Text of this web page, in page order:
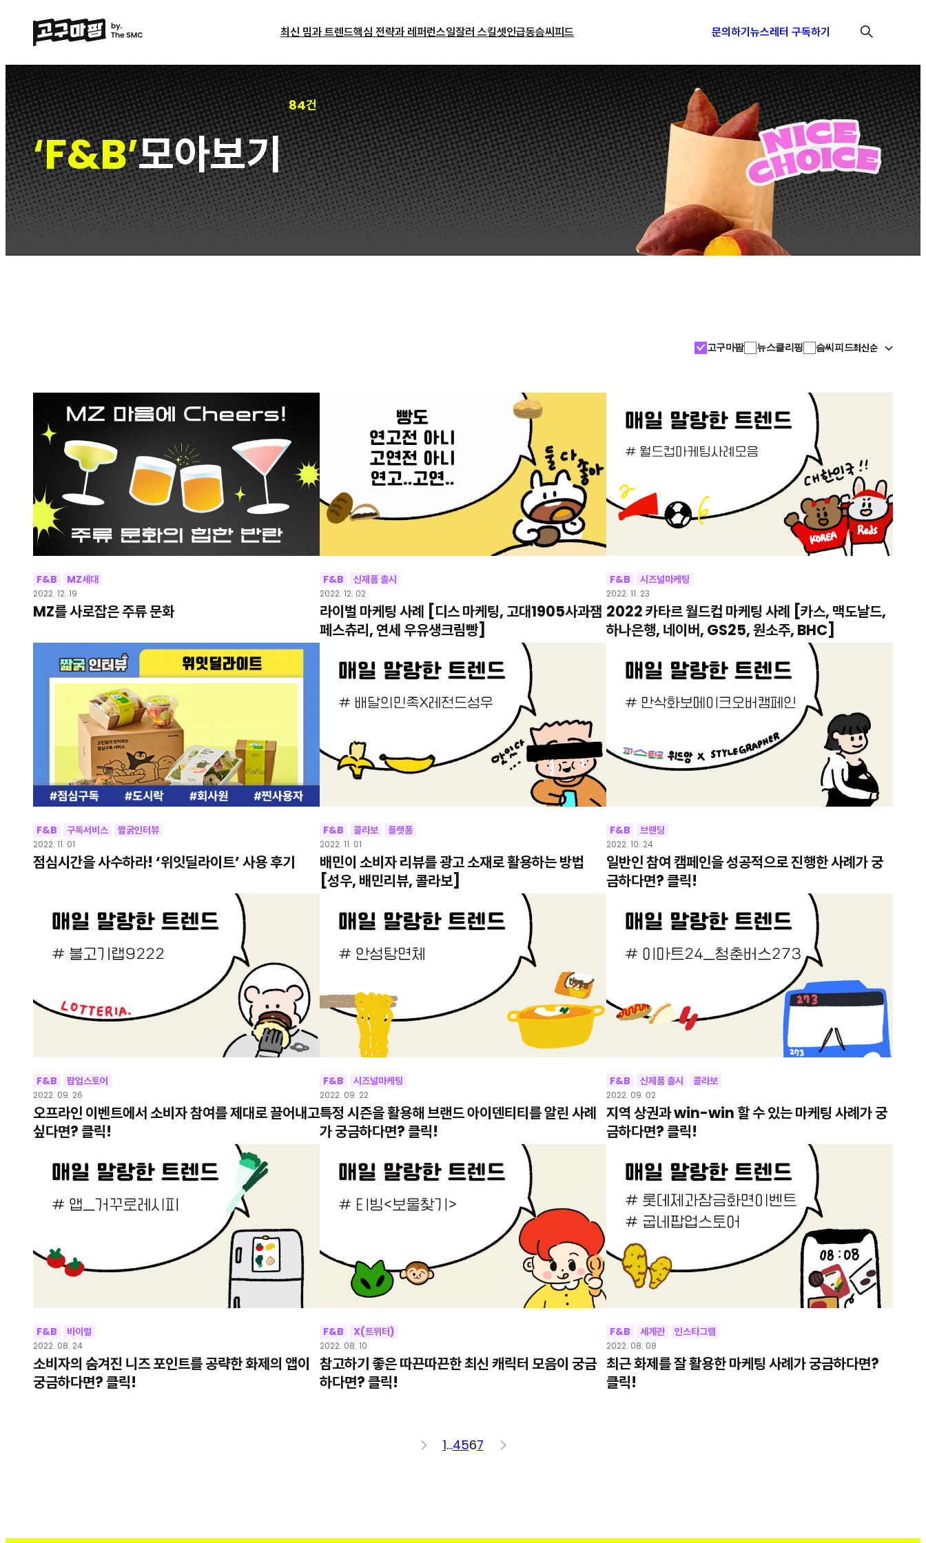
최신 밈과 트렌드핵심 전략과 레퍼런스일잘러 스킬셋인급동슴씨피드 문의하기뉴스레터 구독하기
‘F&B’모아보기
84건
고구마팜 뉴스클리핑 슴씨피드최신순
F&B MZ세대
2022. 12. 19
MZ를 사로잡은 주류 문화
F&B 신제품 출시
2022. 12. 02
라이벌 마케팅 사례 [디스 마케팅, 고대1905사과잼
페스츄리, 연세 우유생크림빵]
F&B 시즈널마케팅
2022. 11. 23
2022 카타르 월드컵 마케팅 사례 [카스, 맥도날드,
하나은행, 네이버, GS25, 원소주, BHC]
F&B 구독서비스 짧굵인터뷰
2022. 11. 01
점심시간을 사수하라! ‘위잇딜라이트’ 사용 후기
F&B 콜라보 플랫폼
2022. 11. 01
배민이 소비자 리뷰를 광고 소재로 활용하는 방법
[성우, 배민리뷰, 콜라보]
F&B 브랜딩
2022. 10. 24
일반인 참여 캠페인을 성공적으로 진행한 사례가 궁
금하다면? 클릭!
F&B 팝업스토어
2022. 09. 26
오프라인 이벤트에서 소비자 참여를 제대로 끌어내고
싶다면? 클릭!
F&B 시즈널마케팅
2022. 09. 22
특정 시즌을 활용해 브랜드 아이덴티티를 알린 사례
가 궁금하다면? 클릭!
F&B 신제품 출시 콜라보
2022. 09. 02
지역 상권과 win-win 할 수 있는 마케팅 사례가 궁
금하다면? 클릭!
F&B 바이럴
2022. 08. 24
소비자의 숨겨진 니즈 포인트를 공략한 화제의 앱이
궁금하다면? 클릭!
F&B X(트위터)
2022. 08. 10
참고하기 좋은 따끈따끈한 최신 캐릭터 모음이 궁금
하다면? 클릭!
F&B 세계관 인스타그램
2022. 08. 08
최근 화제를 잘 활용한 마케팅 사례가 궁금하다면?
클릭!
< 1…4567 >